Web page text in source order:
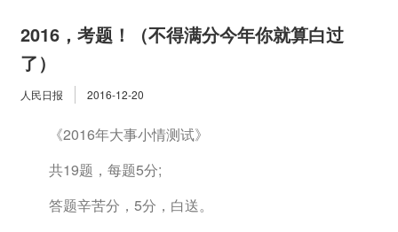
2016，考题！（不得满分今年你就算白过
了）
人民日报 2016-12-20
《2016年大事小情测试》
共19题，每题5分;
答题辛苦分，5分，白送。